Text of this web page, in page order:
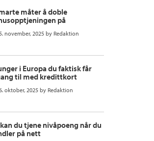
måter å doble
på
november, 2025 by Redaktion
i Europa du faktisk får
til med kredittkort
oktober, 2025 by Redaktion
du tjene nivåpoeng når du
på nett